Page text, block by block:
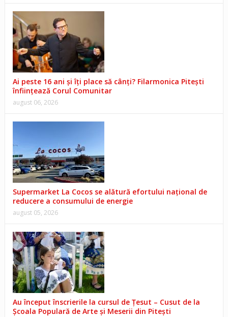
Ai peste 16 ani și îți place să cânți? Filarmonica Pitești
înființează Corul Comunitar
august 06, 2026
Supermarket La Cocos se alătură efortului național de
reducere a consumului de energie
august 05, 2026
Au început înscrierile la cursul de Țesut – Cusut de la
Școala Populară de Arte și Meserii din Pitești